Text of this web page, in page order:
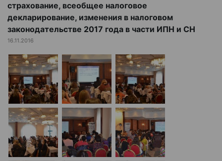
страхование, всеобщее налоговое
декларирование, изменения в налоговом
законодательстве 2017 года в части ИПН и СН
16.11.2016